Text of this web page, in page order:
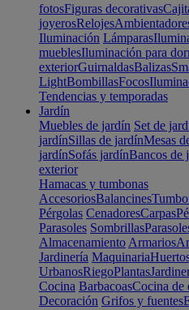
fotosFiguras decorativas
joyerosRelojes
Iluminación Lámparas
mueblesIluminación para
exteriorGuirnaldasBalizas
LightBombillasFocos
Tendencias y temporadas
Jardín
Muebles de jardín Set de
jardínSillas de jardínMesas
jardínSofás jardínBancos de
exterior
Hamacas y tumbonas
AccesoriosBalancines
Pérgolas CenadoresCarpas
Parasoles Sombrillas
Almacenamiento Armarios
Jardinería Maquinaria
UrbanosRiegoPlantas
Cocina BarbacoasCocina de
Decoración Grifos y fuentes